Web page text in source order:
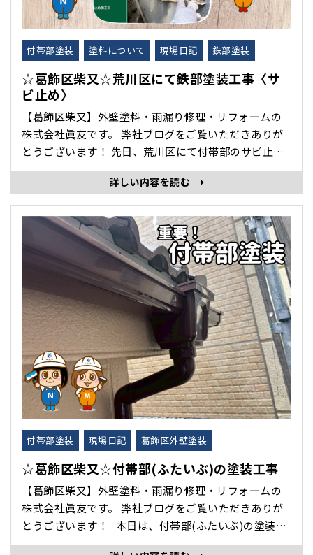
付帯部塗装 塗料について 現場日記 鉄部塗装
☆葛飾区柴又☆荒川区にて鉄部塗装工事〈サ
ビ止め〉
【葛飾区柴又】外壁塗料・雨漏り修理・リフォームの
株式会社眞友です。 弊社ブログをご覧いただきありが
とうございます！ 先日、荒川区にて付帯部のサビ止め
塗装工事をいたしましたので紹介します。 ベランダの
鉄柵や手すり、鉄骨階段や金属フェンスなどの鉄部は
雨風や紫外線にさらされやすく、塗装が劣化するとす
ぐに錆が浮いてきてしまいます。 そのため、上塗･･･
詳しい内容を読む
付帯部塗装 現場日記 葛飾区外壁塗装
☆葛飾区柴又☆付帯部(ふたいぶ)の塗装工事
【葛飾区柴又】外壁塗料・雨漏り修理・リフォームの
株式会社眞友です。 弊社ブログをご覧いただきありが
とうございます！ 本日は、付帯部(ふたいぶ)の塗装に
ついて紹介します。 付帯部とは…外壁や屋根以外の建